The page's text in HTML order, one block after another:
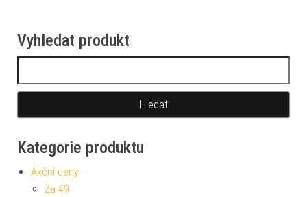
Vyhledat produkt
Kategorie produktu
Akční ceny
Za 49